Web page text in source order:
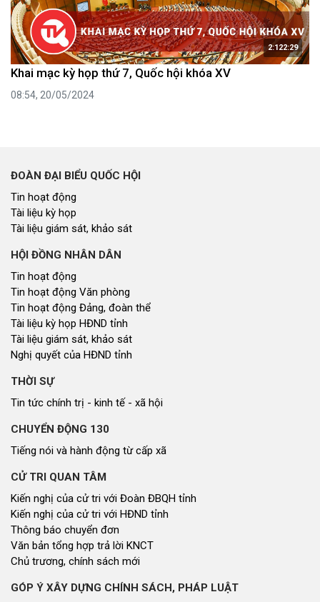
2:122:29
Khai mạc kỳ họp thứ 7, Quốc hội khóa XV
08:54, 20/05/2024
ĐOÀN ĐẠI BIỂU QUỐC HỘI
Tin hoạt động
Tài liệu kỳ họp
Tài liệu giám sát, khảo sát
HỘI ĐỒNG NHÂN DÂN
Tin hoạt động
Tin hoạt động Văn phòng
Tin hoạt động Đảng, đoàn thể
Tài liệu kỳ họp HĐND tỉnh
Tài liệu giám sát, khảo sát
Nghị quyết của HĐND tỉnh
THỜI SỰ
Tin tức chính trị - kinh tế - xã hội
CHUYỂN ĐỘNG 130
Tiếng nói và hành động từ cấp xã
CỬ TRI QUAN TÂM
Kiến nghị của cử tri với Đoàn ĐBQH tỉnh
Kiến nghị của cử tri với HĐND tỉnh
Thông báo chuyển đơn
Văn bản tổng hợp trả lời KNCT
Chủ trương, chính sách mới
GÓP Ý XÂY DỰNG CHÍNH SÁCH, PHÁP LUẬT